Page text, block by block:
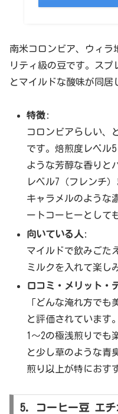
南米コロンビア、ウィラ
リティ級の豆です。スプ
とマイルドな酸味が同居
特徴:
コロンビアらしい、
です。焙煎度レベル
ような芳醇な香りと
レベル7（フレンチ
キャラメルのような
ートコーヒーとして
向いている人 :
マイルドで飲みごた
ミルクを入れて楽し
口コミ・メリット・
「どんな淹れ方でも
と評価されています
1〜2の極浅煎りでも
と少し草のような青
煎り以上が特におす
5. コーヒー豆 エチ